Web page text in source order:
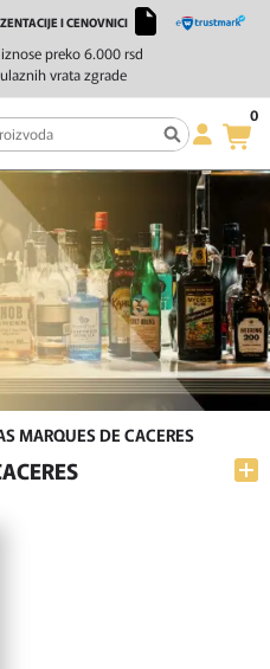
preko 6.000 rsd
vrata zgrade
I CENOVNICI
0
MARQUES DE CACERES